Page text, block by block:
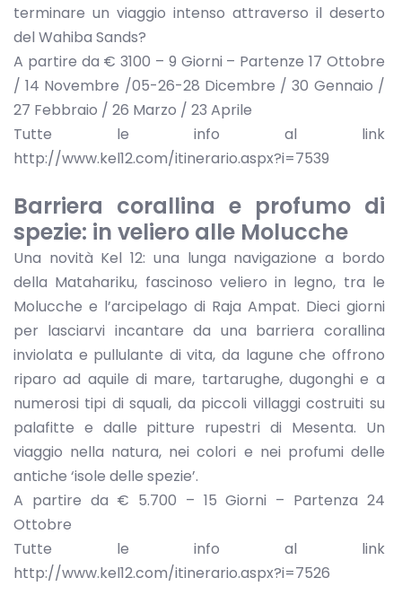
terminare un viaggio intenso attraverso il deserto
del Wahiba Sands?
A partire da € 3100 – 9 Giorni – Partenze 17 Ottobre
/ 14 Novembre /05-26-28 Dicembre / 30 Gennaio /
27 Febbraio / 26 Marzo / 23 Aprile
Tutte le info al link
http://www.kel12.com/itinerario.aspx?i=7539
Barriera corallina e profumo di
spezie: in veliero alle Molucche
Una novità Kel 12: una lunga navigazione a bordo
della Matahariku, fascinoso veliero in legno, tra le
Molucche e l’arcipelago di Raja Ampat. Dieci giorni
per lasciarvi incantare da una barriera corallina
inviolata e pullulante di vita, da lagune che offrono
riparo ad aquile di mare, tartarughe, dugonghi e a
numerosi tipi di squali, da piccoli villaggi costruiti su
palafitte e dalle pitture rupestri di Mesenta. Un
viaggio nella natura, nei colori e nei profumi delle
antiche ‘isole delle spezie’.
A partire da € 5.700 – 15 Giorni – Partenza 24
Ottobre
Tutte le info al link
http://www.kel12.com/itinerario.aspx?i=7526